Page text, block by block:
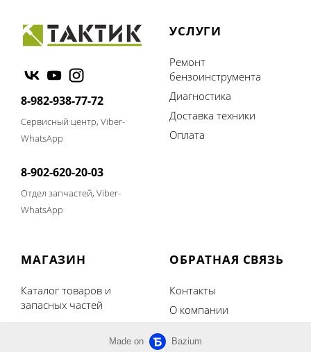
8-982-938-77-72
Сервисный центр, Viber-
WhatsApp
8-902-620-20-03
Отдел запчастей, Viber-
WhatsApp
УСЛУГИ
Ремонт
бензоинструмента
Диагностика
Доставка техники
Оплата
МАГАЗИН
Каталог товаров и
запасных частей
ОБРАТНАЯ СВЯЗЬ
Контакты
О компании
Made on Bazium